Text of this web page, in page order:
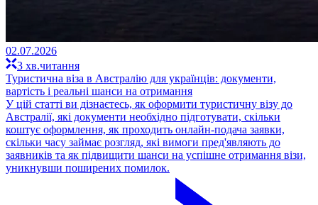
02.07.2026
3 хв.читання
Туристична віза в Австралію для українців: документи,
вартість і реальні шанси на отримання
У цій статті ви дізнаєтесь, як оформити туристичну візу до
Австралії, які документи необхідно підготувати, скільки
коштує оформлення, як проходить онлайн-подача заявки,
скільки часу займає розгляд, які вимоги пред'являють до
заявників та як підвищити шанси на успішне отримання візи,
уникнувши поширених помилок.